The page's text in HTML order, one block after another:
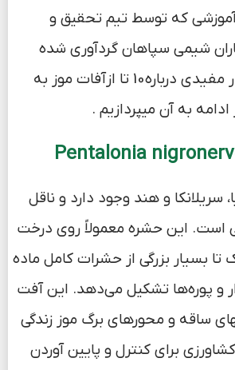
که توسط تیم تحقیق و
شیمی سپاهان گردآوری شده
است اطلاعات بسیار مفیدی درباره10 تا ازآفات موز به
به آن میپردازیم .
سریلانکا و هند وجود دارد و ناقل
است. این حشره معمولاً روی درخت
بسیار بزرگی از حشرات کامل ماده
و پوره‌ها تشکیل می‌دهد. این آفت
ساقه و محورهای برگ موز زندگی
برای کنترل و پایین آوردن